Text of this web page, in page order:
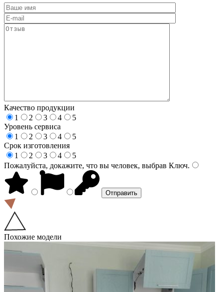
Качество продукции
1
2 3 4
5
Уровень сервиса
1
2 3 4
5
Срок изготовления
1
2 3 4
5
Пожалуйста, докажите, что вы человек, выбрав Ключ.
Похожие модели